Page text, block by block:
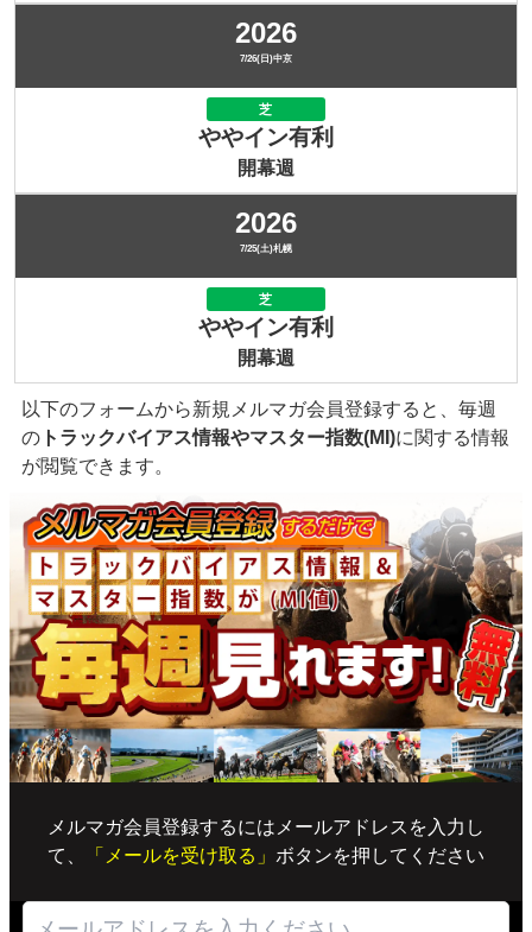
2026
7/26(日)中京
芝
ややイン有利
開幕週
2026
7/25(土)札幌
芝
ややイン有利
開幕週
以下のフォームから新規メルマガ会員登録すると、毎週
の トラックバイアス情報やマスター指数(MI)に関する情報
が閲覧できます。
メルマガ会員登録するにはメールアドレスを入力し
て、
「メールを受け取る」 ボタンを押してください